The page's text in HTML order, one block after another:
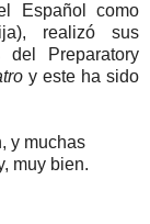
Español como
realizó sus
Preparatory
y este ha sido
y muchas
muy bien.